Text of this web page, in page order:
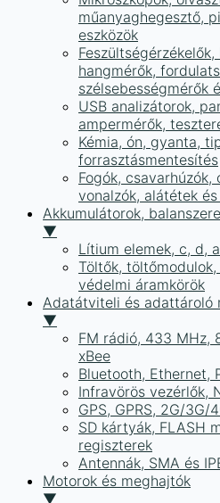
műanyaghegesztő,
eszközök
hangmérők,
szélsebességmérők
USB analizátorok,
ampermérők,
Kémia, ón, gyanta,
forrasztásmentesítés
Fogók, csavarhúzók,
vonalzók, alátétek
Akkumulátorok,
▼
Lítium elemek, c, d,
Töltők,
védelmi áramkörök
Adatátviteli és adattároló
▼
FM rádió, 433 MHz,
xBee
Bluetooth, Ethernet,
Infravörös vezérlők,
GPS, GPRS, 2G/3G/
SD kártyák, FLASH
regiszterek
Antennák, SMA és
Motorok és meghajtók
▼